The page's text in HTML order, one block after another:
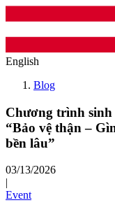
English
Blog
Chương trình sinh
“Bảo vệ thận –
bền lâu”
03/13/2026
|
Event